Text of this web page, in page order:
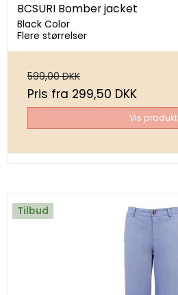
BCSURI Bomber jacket
Black Color
Flere størrelser
599,00 DKK
Pris fra 299,50 DKK
Vis produkt
Tilbud